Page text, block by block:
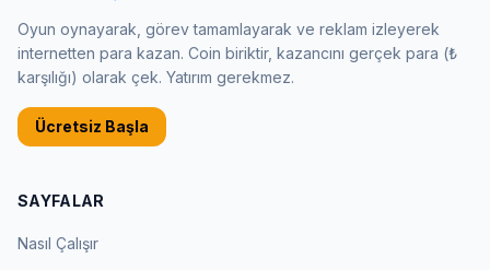
Oyun oynayarak, görev tamamlayarak ve reklam izleyerek
internetten para kazan. Coin biriktir, kazancını gerçek para (₺
karşılığı) olarak çek. Yatırım gerekmez.
Ücretsiz Başla
SAYFALAR
Nasıl Çalışır